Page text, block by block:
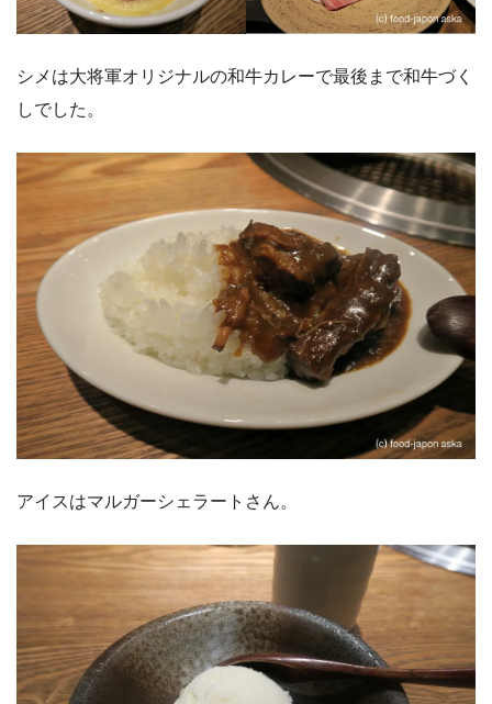
シメは大将軍オリジナルの和牛カレーで最後まで和牛づく
しでした。
アイスはマルガーシェラートさん。